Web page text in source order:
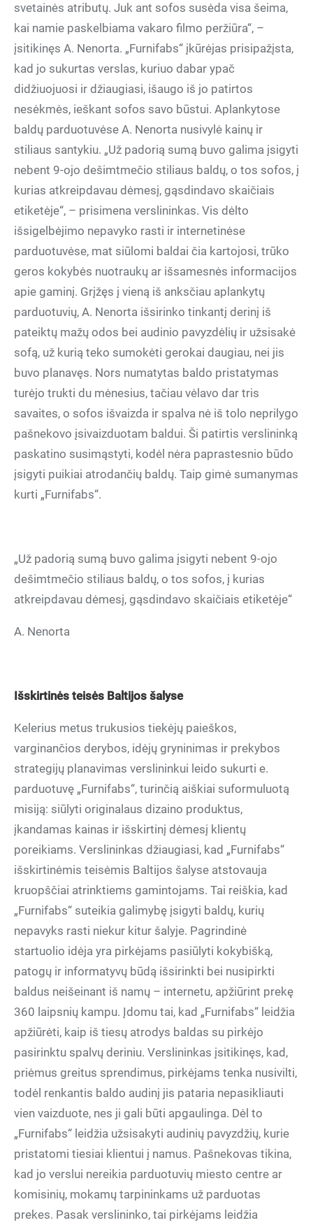
svetainės atributų. Juk ant sofos susėda visa šeima,
kai namie paskelbiama vakaro filmo peržiūra“, –
įsitikinęs A. Nenorta. „Furnifabs“ įkūrėjas prisipažįsta,
kad jo sukurtas verslas, kuriuo dabar ypač
didžiuojuosi ir džiaugiasi, išaugo iš jo patirtos
nesėkmės, ieškant sofos savo būstui. Aplankytose
baldų parduotuvėse A. Nenorta nusivylė kainų ir
stiliaus santykiu. „Už padorią sumą buvo galima įsigyti
nebent 9-ojo dešimtmečio stiliaus baldų, o tos sofos, į
kurias atkreipdavau dėmesį, gąsdindavo skaičiais
etiketėje“, – prisimena verslininkas. Vis dėlto
išsigelbėjimo nepavyko rasti ir internetinėse
parduotuvėse, mat siūlomi baldai čia kartojosi, trūko
geros kokybės nuotraukų ar išsamesnės informacijos
apie gaminį. Grįžęs į vieną iš anksčiau aplankytų
parduotuvių, A. Nenorta išsirinko tinkantį derinį iš
pateiktų mažų odos bei audinio pavyzdėlių ir užsisakė
sofą, už kurią teko sumokėti gerokai daugiau, nei jis
buvo planavęs. Nors numatytas baldo pristatymas
turėjo trukti du mėnesius, tačiau vėlavo dar tris
savaites, o sofos išvaizda ir spalva nė iš tolo neprilygo
pašnekovo įsivaizduotam baldui. Ši patirtis verslininką
paskatino susimąstyti, kodėl nėra paprastesnio būdo
įsigyti puikiai atrodančių baldų. Taip gimė sumanymas
kurti „Furnifabs“.
„Už padorią sumą buvo galima įsigyti nebent 9-ojo
dešimtmečio stiliaus baldų, o tos sofos, į kurias
atkreipdavau dėmesį, gąsdindavo skaičiais etiketėje“
A. Nenorta
Išskirtinės teisės Baltijos šalyse
Kelerius metus trukusios tiekėjų paieškos,
varginančios derybos, idėjų gryninimas ir prekybos
strategijų planavimas verslininkui leido sukurti e.
parduotuvę „Furnifabs“, turinčią aiškiai suformuluotą
misiją: siūlyti originalaus dizaino produktus,
įkandamas kainas ir išskirtinį dėmesį klientų
poreikiams. Verslininkas džiaugiasi, kad „Furnifabs“
išskirtinėmis teisėmis Baltijos šalyse atstovauja
kruopščiai atrinktiems gamintojams. Tai reiškia, kad
„Furnifabs“ suteikia galimybę įsigyti baldų, kurių
nepavyks rasti niekur kitur šalyje. Pagrindinė
startuolio idėja yra pirkėjams pasiūlyti kokybišką,
patogų ir informatyvų būdą išsirinkti bei nusipirkti
baldus neišeinant iš namų – internetu, apžiūrint prekę
360 laipsnių kampu. Įdomu tai, kad „Furnifabs“ leidžia
apžiūrėti, kaip iš tiesų atrodys baldas su pirkėjo
pasirinktu spalvų deriniu. Verslininkas įsitikinęs, kad,
priėmus greitus sprendimus, pirkėjams tenka nusivilti,
todėl renkantis baldo audinį jis pataria nepasikliauti
vien vaizduote, nes ji gali būti apgaulinga. Dėl to
„Furnifabs“ leidžia užsisakyti audinių pavyzdžių, kurie
pristatomi tiesiai klientui į namus. Pašnekovas tikina,
kad jo verslui nereikia parduotuvių miesto centre ar
komisinių, mokamų tarpininkams už parduotas
prekes. Pasak verslininko, tai pirkėjams leidžia